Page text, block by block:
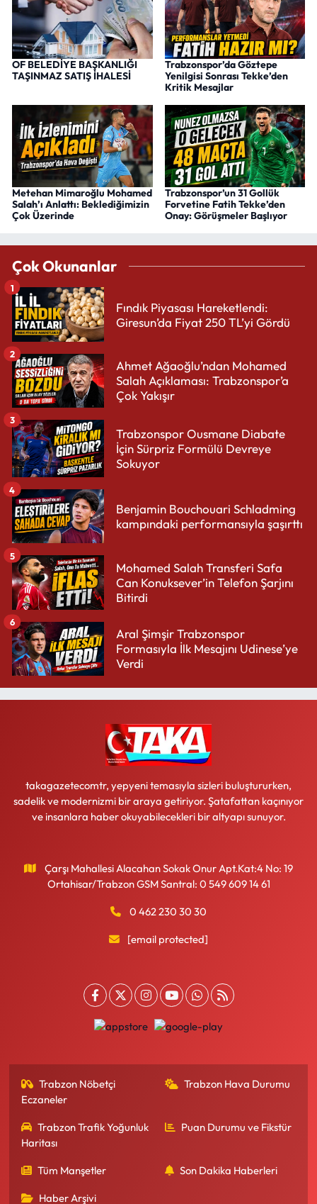
OF BELEDİYE BAŞKANLIĞI
TAŞINMAZ SATIŞ İHALESİ
Trabzonspor’da Göztepe
Yenilgisi Sonrası Tekke’den
Kritik Mesajlar
Metehan Mimaroğlu Mohamed
Salah’ı Anlattı: Beklediğimizin
Çok Üzerinde
Trabzonspor’un 31 Gollük
Forvetine Fatih Tekke’den
Onay: Görüşmeler Başlıyor
Çok Okunanlar
Fındık Piyasası Hareketlendi:
Giresun’da Fiyat 250 TL’yi Gördü
1
Ahmet Ağaoğlu’ndan Mohamed
Salah Açıklaması: Trabzonspor’a
Çok Yakışır
2
Trabzonspor Ousmane Diabate
İçin Sürpriz Formülü Devreye
Sokuyor
3
Benjamin Bouchouari Schladming
kampındaki performansıyla şaşırttı
4
Mohamed Salah Transferi Safa
Can Konuksever’in Telefon Şarjını
Bitirdi
5
Aral Şimşir Trabzonspor
Formasıyla İlk Mesajını Udinese’ye
Verdi
6
takagazetecomtr, yepyeni temasıyla sizleri buluştururken,
sadelik ve modernizmi bir araya getiriyor. Şatafattan kaçınıyor
ve insanlara haber okuyabilecekleri bir altyapı sunuyor.
Çarşı Mahallesi Alacahan Sokak Onur Apt.Kat:4 No: 19
Ortahisar/Trabzon GSM Santral: 0 549 609 14 61
0 462 230 30 30
[email protected]
Trabzon Nöbetçi
Eczaneler
Trabzon Hava Durumu
Trabzon Trafik Yoğunluk
Haritası
Puan Durumu ve Fikstür
Tüm Manşetler Son Dakika Haberleri
Haber Arşivi